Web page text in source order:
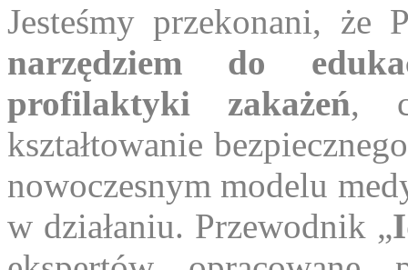
Jesteśmy przekonani, że
narzędziem do
profilaktyki zakażeń,
kształtowanie
nowoczesnym modelu
w działaniu. Przewodnik „